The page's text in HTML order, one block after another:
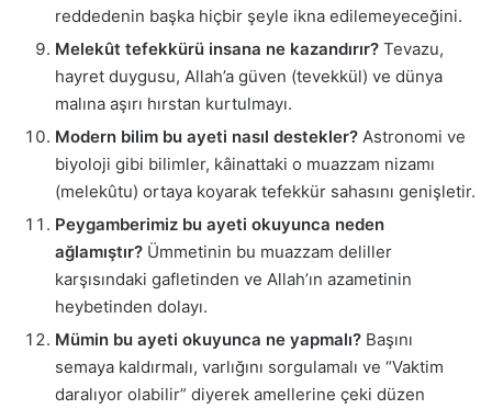
reddedenin başka hiçbir şeyle ikna edilemeyeceğini.
Melekût tefekkürü insana ne kazandırır? Tevazu,
hayret duygusu, Allah’a güven (tevekkül) ve dünya
malına aşırı hırstan kurtulmayı.
Modern bilim bu ayeti nasıl destekler? Astronomi ve
biyoloji gibi bilimler, kâinattaki o muazzam nizamı
(melekûtu) ortaya koyarak tefekkür sahasını genişletir.
Peygamberimiz bu ayeti okuyunca neden
ağlamıştır? Ümmetinin bu muazzam deliller
karşısındaki gafletinden ve Allah’ın azametinin
heybetinden dolayı.
Mümin bu ayeti okuyunca ne yapmalı? Başını
semaya kaldırmalı, varlığını sorgulamalı ve “Vaktim
daralıyor olabilir” diyerek amellerine çeki düzen